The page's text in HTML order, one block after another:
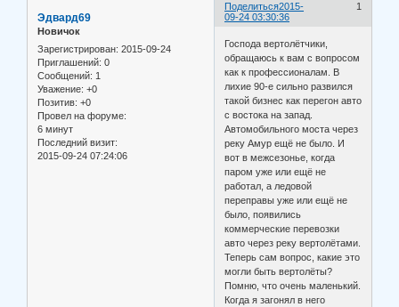
Поделиться 1
2015-
09-24 03:30:36
Эдвард69
Новичок
Зарегистрирован: 2015-09-24
Приглашений: 0
Сообщений: 1
Уважение: +0
Позитив: +0
Провел на форуме:
6 минут
Последний визит:
2015-09-24 07:24:06
Господа вертолётчики,
обращаюсь к вам с вопросом
как к профессионалам. В
лихие 90-е сильно развился
такой бизнес как перегон авто
с востока на запад.
Автомобильного моста через
реку Амур ещё не было. И
вот в межсезонье, когда
паром уже или ещё не
работал, а ледовой
переправы уже или ещё не
было, появились
коммерческие перевозки
авто через реку вертолётами.
Теперь сам вопрос, какие это
могли быть вертолёты?
Помню, что очень маленький.
Когда я загонял в него